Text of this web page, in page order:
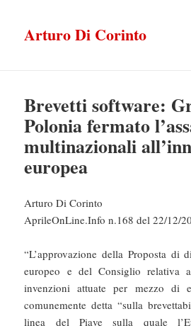
Arturo Di Corinto
Brevetti software:
Polonia fermato
multinazionali
europea
Arturo Di Corinto
AprileOnLine.Info n.168 del 22/12/
“L’approvazione della Proposta di
europeo e del Consiglio relativa
invenzioni attuate per mezzo di
comunemente detta “sulla
linea del Piave sulla quale